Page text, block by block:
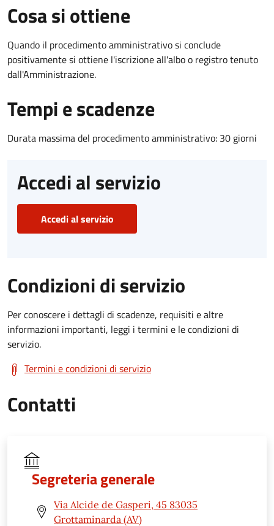
Cosa si ottiene
Quando il procedimento amministrativo si conclude
positivamente si ottiene l'iscrizione all'albo o registro tenuto
dall'Amministrazione.
Tempi e scadenze
Durata massima del procedimento amministrativo: 30 giorni
Accedi al servizio
Accedi al servizio
Condizioni di servizio
Per conoscere i dettagli di scadenze, requisiti e altre
informazioni importanti, leggi i termini e le condizioni di
servizio.
Termini e condizioni di servizio
Contatti
Segreteria generale
Via Alcide de Gasperi, 45 83035
Grottaminarda (AV)